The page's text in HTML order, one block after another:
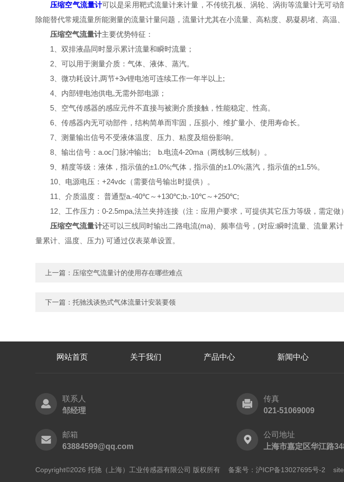
压缩空气流量计可以是采用靶式流量计来计量，不传统孔板、涡轮、涡街等流量计无可
除能替代常规流量所能测量的流量计量问题，流量计尤其在小流量、高粘度、易凝易堵、高温
压缩空气流量计主要优势特征：
1、双排液晶同时显示累计流量和瞬时流量；
2、可以用于测量介质：气体、液体、蒸汽。
3、微功耗设计,两节+3v锂电池可连续工作一年半以上;
4、内部锂电池供电,无需外部电源；
5、空气传感器的感应元件不直接与被测介质接触，性能稳定、性高。
6、传感器内无可动部件，结构简单而牢固，压损小、维扩量小、使用寿命长。
7、测量输出信号不受液体温度、压力、粘度及组份影响。
8、输出信号：a.oc门脉冲输出; b.电流4-20ma（两线制/三线制）。
9、精度等级：液体，指示值的±1.0%;气体，指示值的±1.0%;蒸汽，指示值的±1.5%。
10、电源电压：+24vdc（需要信号输出时提供）。
11、介质温度： 普通型a.-40℃～+130℃;b.-10℃～+250℃;
12、工作压力：0-2.5mpa,法兰夹持连接（注：应用户要求，可提供其它压力等级，需定做
压缩空气流量计还可以三线同时输出二路电流(ma)、频率信号，(对应:瞬时流量、流量累
量累计、温度、压力) 可通过仪表菜单设置。
上一篇： 压缩空气流量计的使用存在哪些难点
下一篇： 托驰浅谈热式气体流量计安装要领
网站首页 关于我们 产品中心 新闻中心
联系人
邹经理
传真
021-51069009
邮箱
63884599@qq.com
公司地址
上海市嘉定区华江路
Copyright©2026 托驰（上海）工业传感器有限公司 版权所有 备案号：沪ICP备13027695号-2